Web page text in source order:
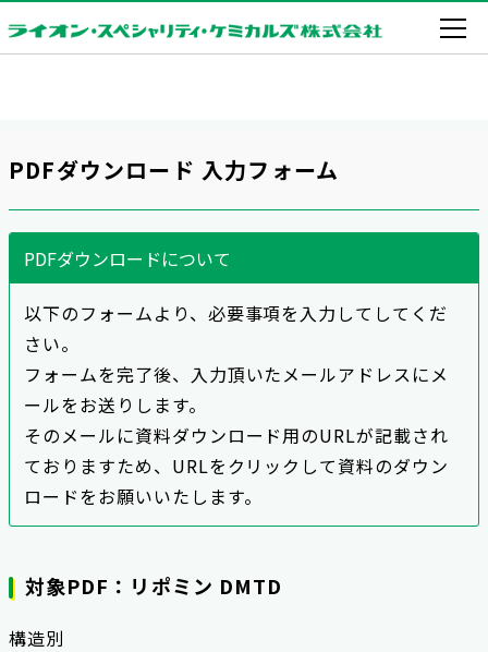
PDFダウンロード 入力フォーム
PDFダウンロードについて
以下のフォームより、必要事項を入力してしてくだ
さい。
フォームを完了後、入力頂いたメールアドレスにメ
ールをお送りします。
そのメールに資料ダウンロード用のURLが記載され
ておりますため、URLをクリックして資料のダウン
ロードをお願いいたします。
対象PDF：リポミン DMTD
構造別